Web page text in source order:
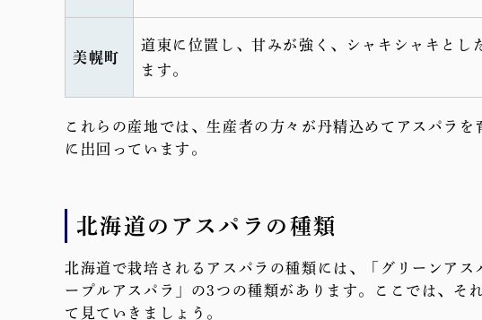
美幌町
道東に位置し、甘みが強く、シャキシャキとし
ます。
これらの産地では、生産者の方々が丹精込めてアスパラ
に出回っています。
北海道のアスパラの種類
北海道で栽培されるアスパラの種類には、「グリーンア
ープルアスパラ」の3つの種類があります。ここでは、そ
て見ていきましょう。